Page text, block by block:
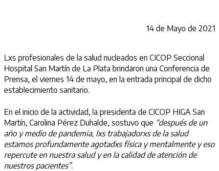
14 de Mayo de 2021
Lxs profesionales de la salud nucleados en CICOP Seccional
Hospital San Martín de La Plata brindaron una Conferencia de
Prensa, el viernes 14 de mayo, en la entrada principal de dicho
establecimiento sanitario.
En el inicio de la actividad, la presidenta de CICOP HIGA San
Martín, Carolina Pérez Duhalde, sostuvo que “después de un
año y medio de pandemia, lxs trabajadorxs de la salud
estamos profundamente agotadxs física y mentalmente y eso
repercute en nuestra salud y en la calidad de atención de
nuestros pacientes”.